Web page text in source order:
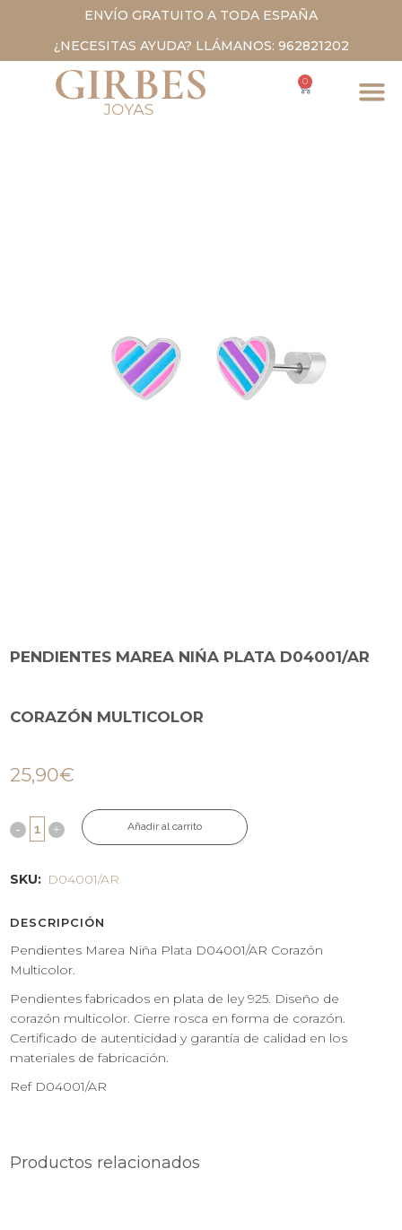
ENVÍO GRATUITO A TODA ESPAÑA
¿NECESITAS AYUDA? LLÁMANOS: 962821202
0
PENDIENTES MAREA NIŃA PLATA D04001/AR
CORAZÓN MULTICOLOR
25,90€
Añadir al carrito
SKU: D04001/AR
DESCRIPCIÓN
Pendientes Marea Niña Plata D04001/AR Corazón
Multicolor.
Pendientes fabricados en plata de ley 925. Diseño de
corazón multicolor. Cierre rosca en forma de corazón.
Certificado de autenticidad y garantía de calidad en los
materiales de fabricación.
Ref D04001/AR
Productos relacionados